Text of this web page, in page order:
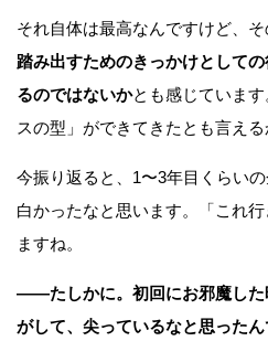
それ自体は最高なんですけど、そ
踏み出すためのきっかけとして
るのではないかとも感じていま
スの型」ができてきたとも言える
今振り返ると、1〜3年目くらい
白かったなと思います。「これ
ますね。
——たしかに。初回にお邪魔した
がして、尖っているなと思った